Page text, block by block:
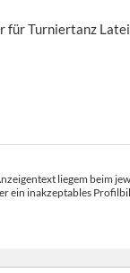
für Turniertanz
liegem beim
ein inakzeptables